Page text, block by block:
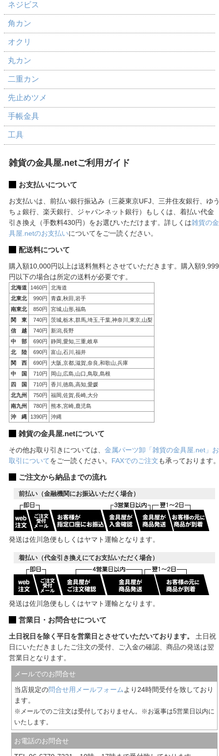
ネジビス
角カン
オクリ
丸カン
二重カン
先止めツメ
手帳金具
工具
雑貨の金具屋.netご利用ガイド
お支払いについて
お支払いは、前払い銀行振込み（三菱東京UFJ、三井住友銀行、ゆ
ちょ銀行、楽天銀行、ジャパンネット銀行）もしくは、着払い代金
引き換え（手数料430円）をお選びいただけます。詳しくは雑貨の金
具屋.netのお支払いについてをご一読ください。
配送料について
購入額10,000円以上は送料無料とさせていただきます。購入額9,999
円以下の場合は所定の送料が必要です。
北海道 1460円
北海道
北東北
990円
青森,秋田,岩手
南東北
850円
宮城,山形,福島
関 東
740円
茨城,栃木,群馬,埼玉,千葉,神奈川,東京,山梨
信 越
740円
新潟,長野
中 部
690円
静岡,愛知,三重,岐阜
北 陸
690円
富山,石川,福井
関 西
690円
大阪,京都,滋賀,奈良,和歌山,兵庫
中 国
710円
岡山,広島,山口,鳥取,島根
四 国
710円
香川,徳島,高知,愛媛
北九州
750円
福岡,佐賀,長崎,大分
南九州
780円
熊本,宮崎,鹿児島
沖 縄
1390円 沖縄
雑貨の金具屋.netについて
その他お取り引きについては、 金属パーツ卸「雑貨の金具屋.net」お
取引についてをご一読ください。 FAXでのご注文も承っております
ご注文から納品までの流れ
前払い（金融機関にお振込いただく場合）
発送は佐川急便もしくはヤマト運輸となります。
着払い（代金引き換えにてお支払いただく場合）
発送は佐川急便もしくはヤマト運輸となります。
営業日・お問合せについて
土日祝日を除く平日を営業日とさせていただいております。
土日祝
日にいただきましたご注文の受付、ご入金の確認、商品の発送は翌
営業日となります。
メールでのお問合せ
当店規定の問合せ用メールフォーム より24時間受付を致しており
ます。
※メールでのご注文は受付しておりません。※お返事は5営業日以内に
いたします。
お電話のお問合せ